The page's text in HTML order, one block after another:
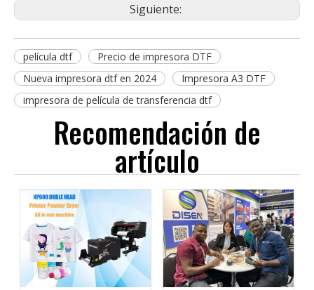
Siguiente:
película dtf
Precio de impresora DTF
Nueva impresora dtf en 2024
Impresora A3 DTF
impresora de película de transferencia dtf
Recomendación de
artículo